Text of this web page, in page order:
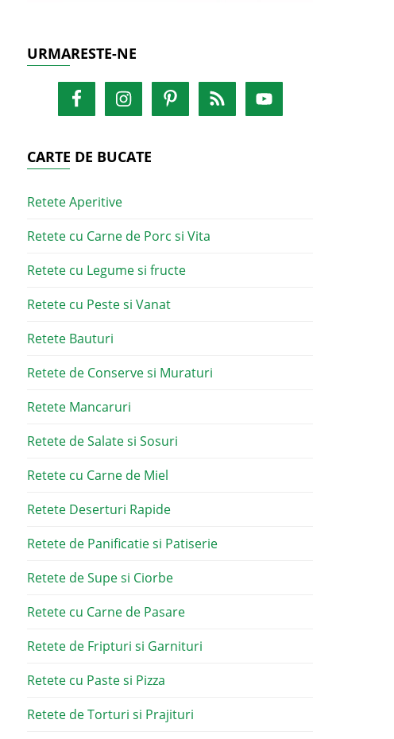
URMARESTE-NE
CARTE DE BUCATE
Retete Aperitive
Retete cu Carne de Porc si Vita
Retete cu Legume si fructe
Retete cu Peste si Vanat
Retete Bauturi
Retete de Conserve si Muraturi
Retete Mancaruri
Retete de Salate si Sosuri
Retete cu Carne de Miel
Retete Deserturi Rapide
Retete de Panificatie si Patiserie
Retete de Supe si Ciorbe
Retete cu Carne de Pasare
Retete de Fripturi si Garnituri
Retete cu Paste si Pizza
Retete de Torturi si Prajituri